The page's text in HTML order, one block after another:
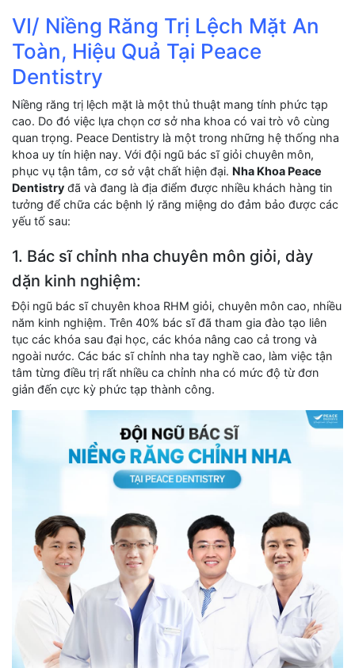
VI/ Niềng Răng Trị Lệch Mặt An
Toàn, Hiệu Quả Tại Peace
Dentistry
Niềng răng trị lệch mặt là một thủ thuật mang tính phức tạp
cao. Do đó việc lựa chọn cơ sở nha khoa có vai trò vô cùng
quan trọng. Peace Dentistry là một trong những hệ thống nha
khoa uy tín hiện nay. Với đội ngũ bác sĩ giỏi chuyên môn,
phục vụ tận tâm, cơ sở vật chất hiện đại. Nha Khoa Peace
Dentistry đã và đang là địa điểm được nhiều khách hàng tin
tưởng để chữa các bệnh lý răng miệng do đảm bảo được các
yếu tố sau:
1. Bác sĩ chỉnh nha chuyên môn giỏi, dày
dặn kinh nghiệm:
Đội ngũ bác sĩ chuyên khoa RHM giỏi, chuyên môn cao, nhiều
năm kinh nghiệm. Trên 40% bác sĩ đã tham gia đào tạo liên
tục các khóa sau đại học, các khóa nâng cao cả trong và
ngoài nước. Các bác sĩ chỉnh nha tay nghề cao, làm việc tận
tâm từng điều trị rất nhiều ca chỉnh nha có mức độ từ đơn
giản đến cực kỳ phức tạp thành công.